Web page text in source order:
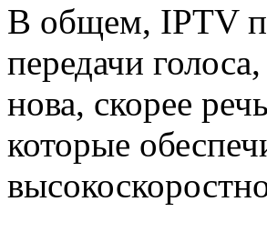
В общем, IPTV
передачи
нова, скорее
которые